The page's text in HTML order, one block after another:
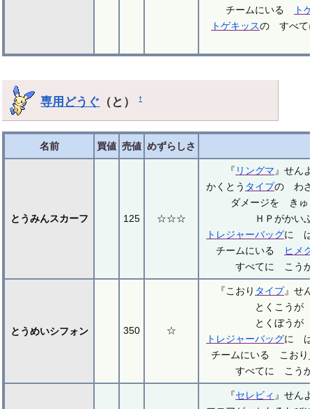
チームにいる
ト
トゲキッスの すべて
専用どうぐ （と）†
名前 買値 売値 めずらしさ
とうみんスカーフ 125 ☆☆☆
『 リングマ 』せん
かくとう タイプの わ
ダメージを きゅ
ＨＰがかい
トレジャーバッグに は
チームにいる
ヒメ
すべてに こう
とうめいシフォン 350 ☆
『こおり タイプ』せ
とくこうが
とくぼうが
トレジャーバッグに は
チームにいる こおり
すべてに こう
『セレビィ 』せん